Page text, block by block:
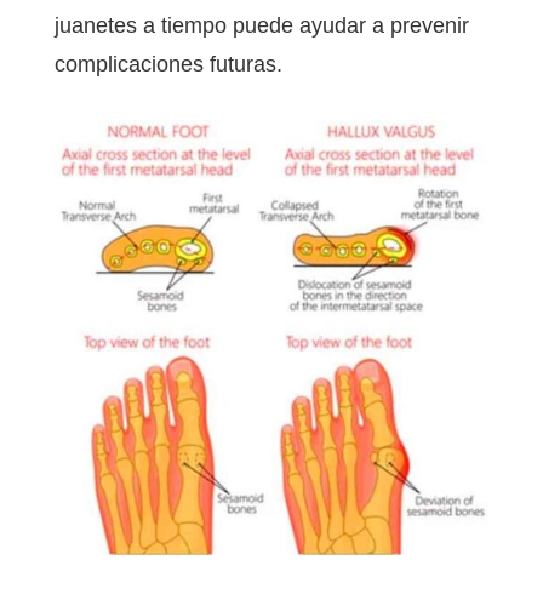
juanetes a tiempo puede ayudar a prevenir
complicaciones futuras.